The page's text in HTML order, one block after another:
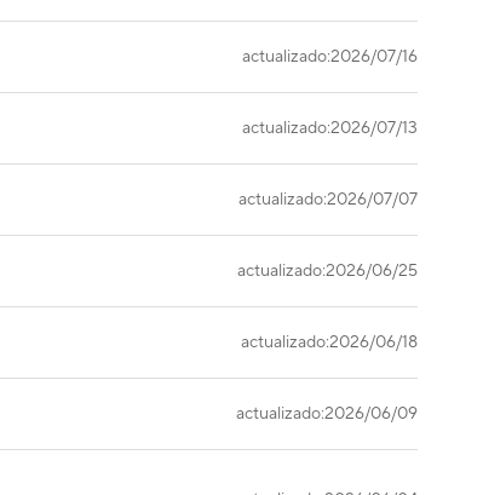
actualizado:2026/07/16
actualizado:2026/07/13
actualizado:2026/07/07
actualizado:2026/06/25
actualizado:2026/06/18
actualizado:2026/06/09